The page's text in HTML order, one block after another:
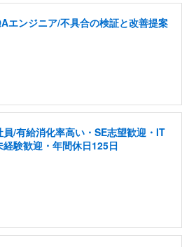
エンジニア/不具合の検証と改善提案
/有給消化率高い・SE志望歓迎・IT
験歓迎・年間休日125日